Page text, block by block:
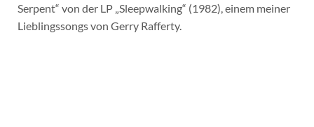
Serpent“ von der LP „Sleepwalking“ (1982), einem meiner
Lieblingssongs von Gerry Rafferty.